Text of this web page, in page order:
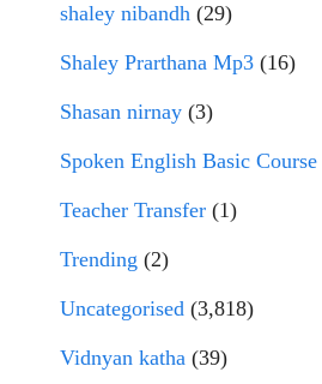
shaley nibandh (29)
Shaley Prarthana Mp3 (16)
Shasan nirnay (3)
Spoken English Basic Course
Teacher Transfer (1)
Trending (2)
Uncategorised (3,818)
Vidnyan katha (39)